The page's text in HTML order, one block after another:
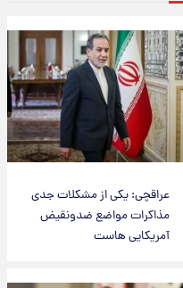
عراقچی: یکی از مشکلات جدی
مذاکرات مواضع ضدونقیض
آمریکایی هاست